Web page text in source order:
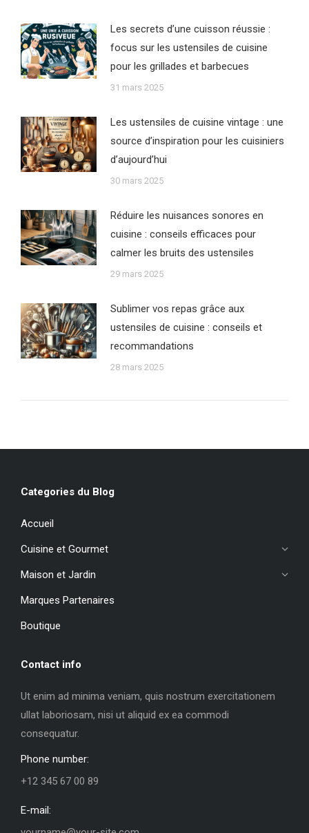
Les secrets d’une cuisson réussie :
focus sur les ustensiles de cuisine
pour les grillades et barbecues
31 mars 2025
Les ustensiles de cuisine vintage : une
source d’inspiration pour les cuisiniers
d’aujourd’hui
30 mars 2025
Réduire les nuisances sonores en
cuisine : conseils efficaces pour
calmer les bruits des ustensiles
29 mars 2025
Sublimer vos repas grâce aux
ustensiles de cuisine : conseils et
recommandations
28 mars 2025
Categories du Blog
Accueil
Cuisine et Gourmet
Maison et Jardin
Marques Partenaires
Boutique
Contact info
Ut enim ad minima veniam, quis nostrum exercitationem
ullat laboriosam, nisi ut aliquid ex ea commodi
consequatur.
Phone number:
+12 345 67 00 89
E-mail: